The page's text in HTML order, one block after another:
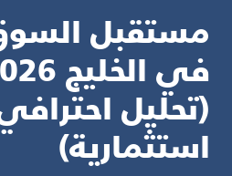
مستقبل
(تحليل
استثمارية)